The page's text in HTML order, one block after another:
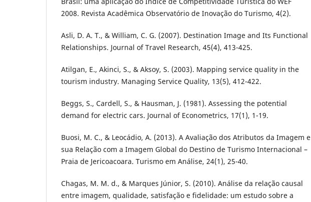
2008. Revista Acadêmica Observatório de Inovação do Turismo, 4(2).
Asli, D. A. T., & William, C. G. (2007). Destination Image and Its Functional
Relationships. Journal of Travel Research, 45(4), 413-425.
Atilgan, E., Akinci, S., & Aksoy, S. (2003). Mapping service quality in the
tourism industry. Managing Service Quality, 13(5), 412-422.
Beggs, S., Cardell, S., & Hausman, J. (1981). Assessing the potential
demand for electric cars. Journal of Econometrics, 17(1), 1-19.
Buosi, M. C., & Leocádio, A. (2013). A Avaliação dos Atributos da Imagem e
sua Relação com a Imagem Global do Destino de Turismo Internacional –
Praia de Jericoacoara. Turismo em Análise, 24(1), 25-40.
Chagas, M. M. d., & Marques Júnior, S. (2010). Análise da relação causal
entre imagem, qualidade, satisfação e fidelidade: um estudo sobre a